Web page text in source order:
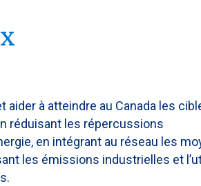
à atteindre au Canada les
réduisant les répercussions
en intégrant au réseau les
les émissions industrielles et